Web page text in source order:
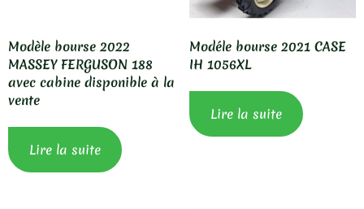
Modèle bourse 2022
MASSEY FERGUSON 188
avec cabine disponible à la
vente
Lire la suite
Modéle bourse 2021 CASE
IH 1056XL
Lire la suite